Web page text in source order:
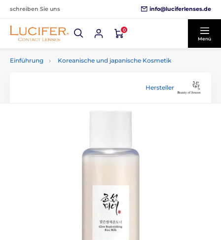
schreiben Sie uns info@luciferlenses.de
0
Menü
Einführung Koreanische und japanische Kosmetik
Hersteller